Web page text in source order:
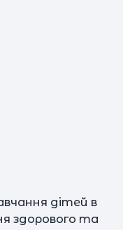
дітей в
здорового та